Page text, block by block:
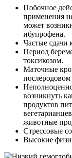
Побочное
применения
может
ибупрофена.
Частые сдачи
Период
токсикозом.
Маточные
послеродовом
возникнуть
продуктов
животные
Стрессовые
Высокие